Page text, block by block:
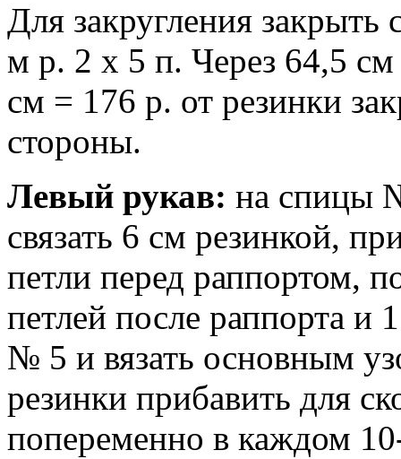
Для закругления закрыть
м р. 2 х 5 п. Через 64,5
см = 176 р. от резинки
стороны.
Левый рукав: на спицы
связать 6 см резинкой,
петли перед раппортом,
петлей после раппорта и
№ 5 и вязать основным
резинки прибавить для
попеременно в каждом